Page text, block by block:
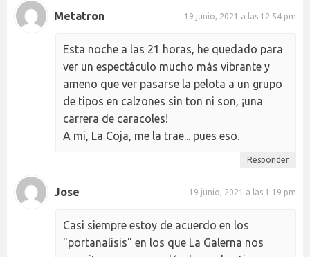
Metatron 19 junio, 2021 a las 12:54 pm
Esta noche a las 21 horas, he quedado para
ver un espectáculo mucho más vibrante y
ameno que ver pasarse la pelota a un grupo
de tipos en calzones sin ton ni son, ¡una
carrera de caracoles!
A mi, La Coja, me la trae... pues eso.
Responder
Jose 19 junio, 2021 a las 1:19 pm
Casi siempre estoy de acuerdo en los
"portanalisis" en los que La Galerna nos